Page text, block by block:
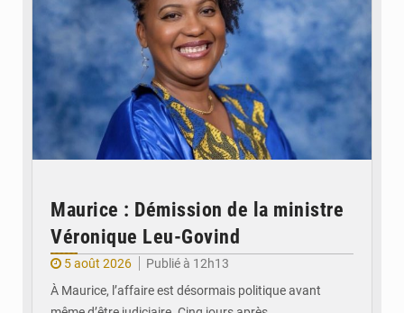
Maurice : Démission de la ministre
Véronique Leu-Govind
5 août 2026
Publié à 12h13
À Maurice, l’affaire est désormais politique avant